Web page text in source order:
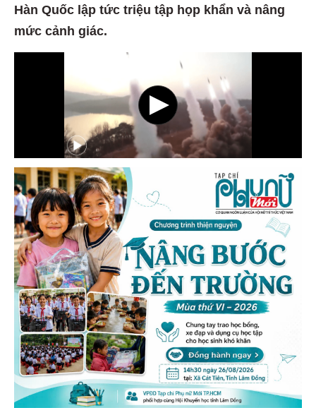
Hàn Quốc lập tức triệu tập họp khẩn và nâng
mức cảnh giác.